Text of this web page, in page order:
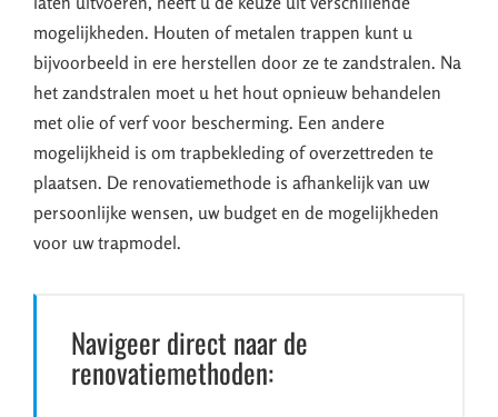
mogelijkheden. Houten of metalen trappen kunt u
bijvoorbeeld in ere herstellen door ze te zandstralen. Na
het zandstralen moet u het hout opnieuw behandelen
met olie of verf voor bescherming. Een andere
mogelijkheid is om trapbekleding of overzettreden te
plaatsen. De renovatiemethode is afhankelijk van uw
persoonlijke wensen, uw budget en de mogelijkheden
voor uw trapmodel.
Navigeer direct naar de
renovatiemethoden: